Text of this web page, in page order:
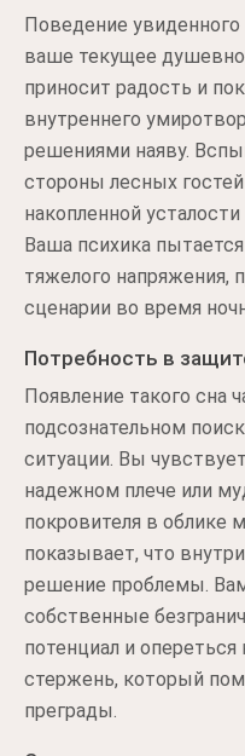
Поведение
ваше текущее
приносит радость и
внутреннего
решениями наяву.
стороны лесных
накопленной
Ваша психика
тяжелого напряжения,
сценарии во время
Потребность в
Появление такого сна
подсознательном
ситуации. Вы
надежном плече или
покровителя в облике
показывает, что
решение проблемы.
собственные
потенциал и
стержень, который
преграды.